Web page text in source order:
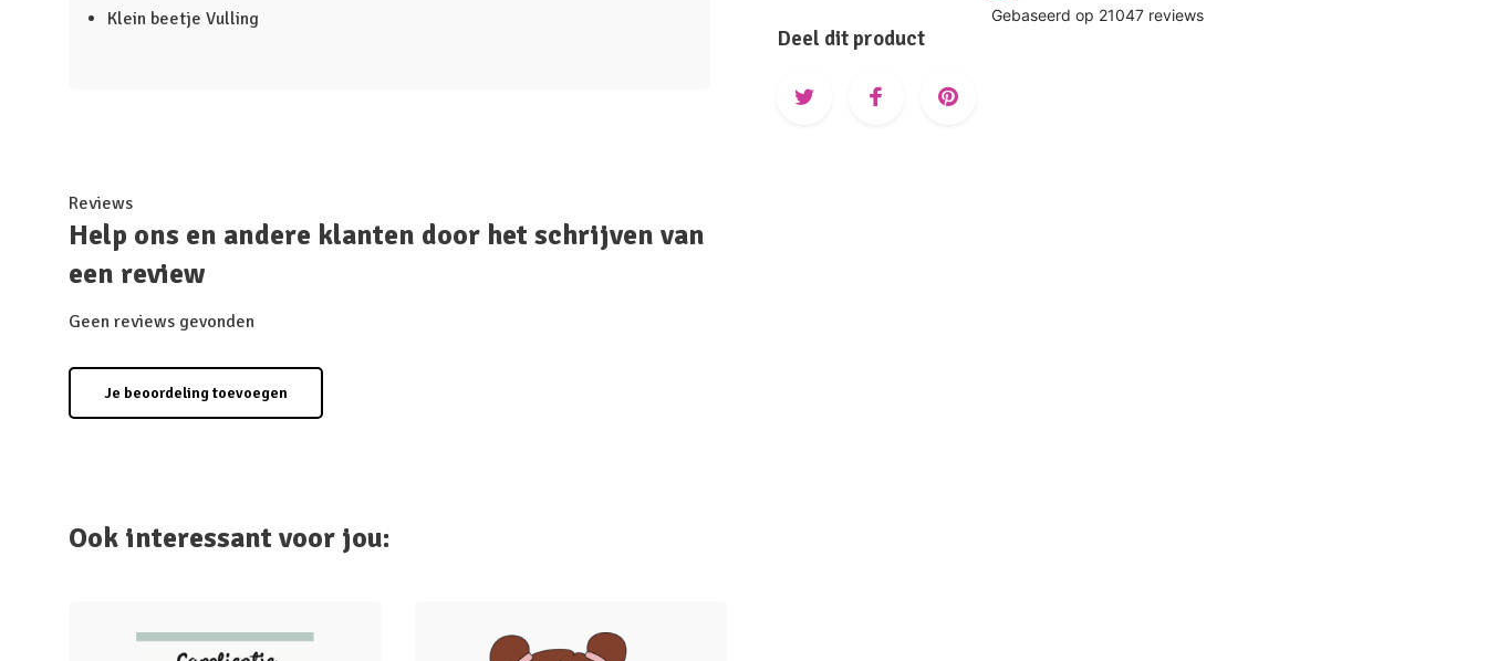
Klein beetje Vulling
Deel dit product
Reviews
Help ons en andere klanten door het schrijven van
een review
Geen reviews gevonden
Je beoordeling toevoegen
Ook interessant voor jou: